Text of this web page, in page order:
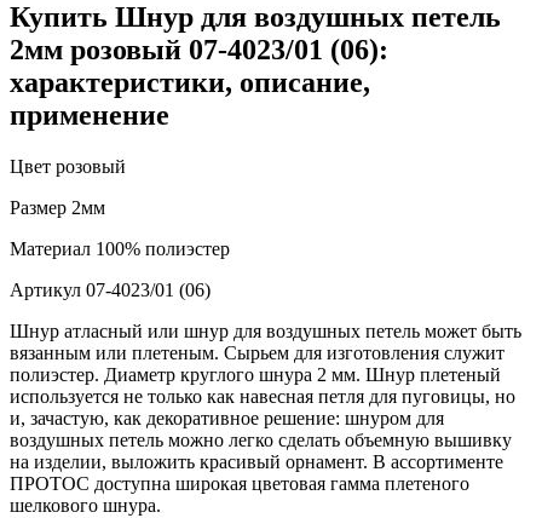
Купить Шнур для воздушных петель
2мм розовый 07-4023/01 (06):
характеристики, описание,
применение
Цвет розовый
Размер 2мм
Материал 100% полиэстер
Артикул 07-4023/01 (06)
Шнур атласный или шнур для воздушных петель может быть
вязанным или плетеным. Сырьем для изготовления служит
полиэстер. Диаметр круглого шнура 2 мм. Шнур плетеный
используется не только как навесная петля для пуговицы, но
и, зачастую, как декоративное решение: шнуром для
воздушных петель можно легко сделать объемную вышивку
на изделии, выложить красивый орнамент. В ассортименте
ПРОТОС доступна широкая цветовая гамма плетеного
шелкового шнура.